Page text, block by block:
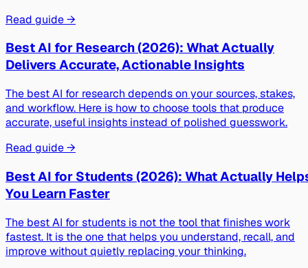
Read guide →
Best AI for Research (2026): What Actually
Delivers Accurate, Actionable Insights
The best AI for research depends on your sources, stakes,
and workflow. Here is how to choose tools that produce
accurate, useful insights instead of polished guesswork.
Read guide →
Best AI for Students (2026): What Actually
You Learn Faster
The best AI for students is not the tool that finishes work
fastest. It is the one that helps you understand, recall, and
improve without quietly replacing your thinking.